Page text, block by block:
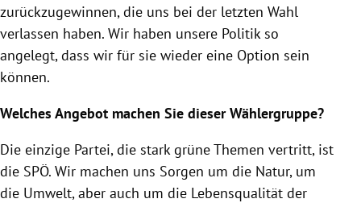
zurückzugewinnen, die uns bei der letzten Wahl
verlassen haben. Wir haben unsere Politik so
angelegt, dass wir für sie wieder eine Option sein
können.
Welches Angebot machen Sie dieser Wählergruppe?
Die einzige Partei, die stark grüne Themen vertritt, ist
die SPÖ. Wir machen uns Sorgen um die Natur, um
die Umwelt, aber auch um die Lebensqualität der